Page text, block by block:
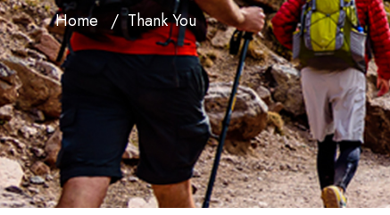
Home Thank You